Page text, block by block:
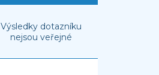
Výsledky dotazníku
nejsou veřejné